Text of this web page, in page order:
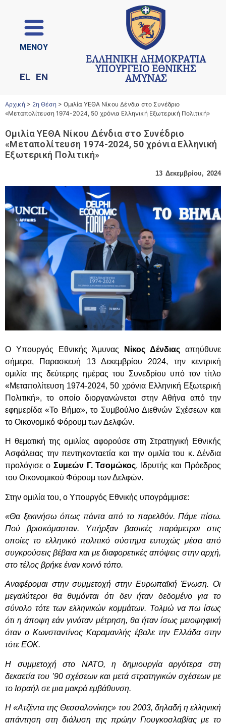
ΜΕΝΟΥ
EL EN
ΕΛΛΗΝΙΚΗ ΔΗΜΟΚΡΑΤΙΑ
ΥΠΟΥΡΓΕΙΟ ΕΘΝΙΚΗΣ
ΑΜΥΝΑΣ
Αρχική > 2η Θέση > Ομιλία ΥΕΘΑ Νίκου Δένδια στο Συνέδριο
«Μεταπολίτευση 1974-2024, 50 χρόνια Ελληνική Εξωτερική Πολιτική»
Ομιλία ΥΕΘΑ Νίκου Δένδια στο Συνέδριο
«Μεταπολίτευση 1974-2024, 50 χρόνια Ελληνική
Εξωτερική Πολιτική»
13 Δεκεμβρίου, 2024
Ο Υπουργός Εθνικής Άμυνας Νίκος Δένδιας απηύθυνε
σήμερα, Παρασκευή 13 Δεκεμβρίου 2024, την κεντρική
ομιλία της δεύτερης ημέρας του Συνεδρίου υπό τον τίτλο
«Μεταπολίτευση 1974-2024, 50 χρόνια Ελληνική Εξωτερική
Πολιτική», το οποίο διοργανώνεται στην Αθήνα από την
εφημερίδα «Το Βήμα», το Συμβούλιο Διεθνών Σχέσεων και
το Οικονομικό Φόρουμ των Δελφών.
Η θεματική της ομιλίας αφορούσε στη Στρατηγική Εθνικής
Ασφάλειας την πεντηκονταετία και την ομιλία του κ. Δένδια
προλόγισε ο Συμεών Γ. Τσομώκος, Ιδρυτής και Πρόεδρος
του Οικονομικού Φόρουμ των Δελφών.
Στην ομιλία του, ο Υπουργός Εθνικής υπογράμμισε:
«Θα ξεκινήσω όπως πάντα από το παρελθόν. Πάμε πίσω.
Πού βρισκόμασταν. Υπήρξαν βασικές παράμετροι στις
οποίες το ελληνικό πολιτικό σύστημα ευτυχώς μέσα από
συγκρούσεις βέβαια και με διαφορετικές απόψεις στην αρχή,
στο τέλος βρήκε έναν κοινό τόπο.
Αναφέρομαι στην συμμετοχή στην Ευρωπαϊκή Ένωση. Οι
μεγαλύτεροι θα θυμόνται ότι δεν ήταν δεδομένο για το
σύνολο τότε των ελληνικών κομμάτων. Τολμώ να πω ίσως
ότι η άποψη εάν γινόταν μέτρηση, θα ήταν ίσως μειοψηφική
όταν ο Κωνσταντίνος Καραμανλής έβαλε την Ελλάδα στην
τότε ΕΟΚ.
Η συμμετοχή στο ΝΑΤΟ, η δημιουργία αργότερα στη
δεκαετία του ’90 σχέσεων και μετά στρατηγικών σχέσεων με
το Ισραήλ σε μια μακρά εμβάθυνση.
Η «Ατζέντα της Θεσσαλονίκης» του 2003, δηλαδή η ελληνική
απάντηση στη διάλυση της πρώην Γιουγκοσλαβίας με το